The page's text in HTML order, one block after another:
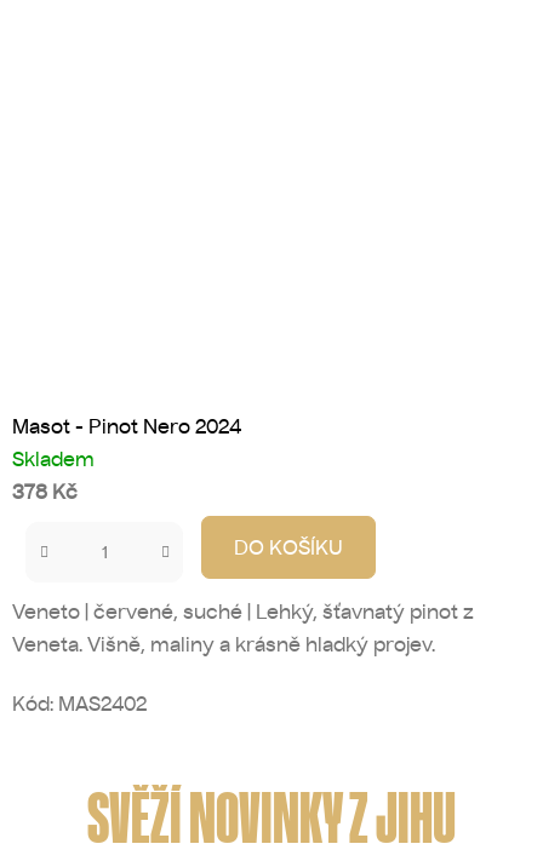
Masot - Pinot Nero 2024
Skladem
378 Kč
DO KOŠÍKU
Veneto | červené, suché | Lehký, šťavnatý pinot z
Veneta. Višně, maliny a krásně hladký projev.
Kód: MAS2402
SVĚŽÍ NOVINKY Z JIHU